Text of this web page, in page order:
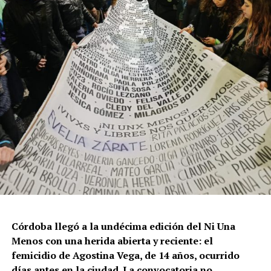
Por Francisco Pandolfi
Córdoba llegó a la undécima edición del Ni Una
Menos con una herida abierta y reciente: el
femicidio de Agostina Vega, de 14 años, ocurrido